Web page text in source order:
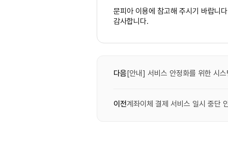
문피아 이용에 참고해 주시기 바랍니
감사합니다.
다음[안내] 서비스 안정화를 위한 시
이전계좌이체 결제 서비스 일시 중단